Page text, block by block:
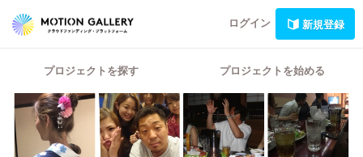
ログイン 新規登録
プロジェクトを探す プロジェクトを始める